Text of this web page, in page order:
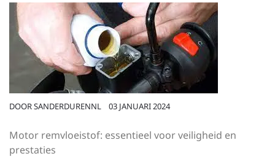
DOORSANDERDURENNL 03 JANUARI 2024
Motor remvloeistof: essentieel voor veiligheid en
prestaties